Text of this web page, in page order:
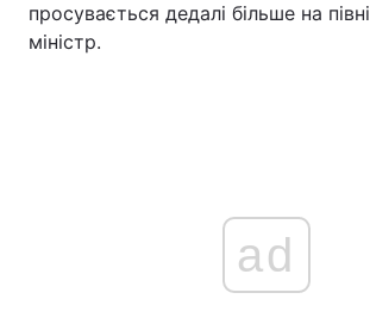
просувається дедалі більше на
міністр.
ad